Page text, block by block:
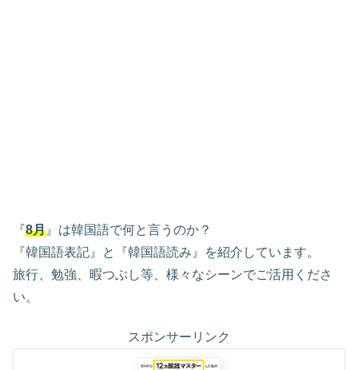
『8月 』は韓国語で何と言うのか？
『韓国語表記』と『韓国語読み』を紹介しています。
旅行、勉強、暇つぶし等、様々なシーンでご活用くださ
い。
スポンサーリンク